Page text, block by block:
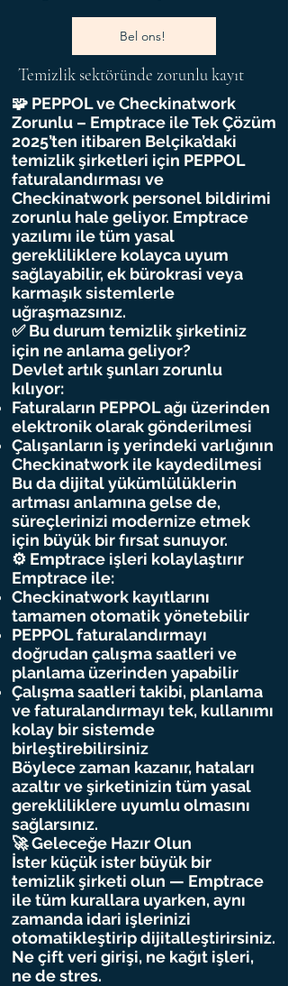
Bel ons!
Temizlik sektöründe zorunlu kayıt
🧩 PEPPOL ve Checkinatwork
Zorunlu – Emptrace ile Tek Çözüm
2025’ten itibaren Belçika’daki
temizlik şirketleri için PEPPOL
faturalandırması ve
Checkinatwork personel bildirimi
zorunlu hale geliyor. Emptrace
yazılımı ile tüm yasal
gerekliliklere kolayca uyum
sağlayabilir, ek bürokrasi veya
karmaşık sistemlerle
uğraşmazsınız.
✅ Bu durum temizlik şirketiniz
için ne anlama geliyor?
Devlet artık şunları zorunlu
kılıyor:
Faturaların PEPPOL ağı üzerinden
elektronik olarak gönderilmesi
Çalışanların iş yerindeki varlığının
Checkinatwork ile kaydedilmesi
Bu da dijital yükümlülüklerin
artması anlamına gelse de,
süreçlerinizi modernize etmek
için büyük bir fırsat sunuyor.
⚙️ Emptrace işleri kolaylaştırır
Emptrace ile:
Checkinatwork kayıtlarını
tamamen otomatik yönetebilir
PEPPOL faturalandırmayı
doğrudan çalışma saatleri ve
planlama üzerinden yapabilir
Çalışma saatleri takibi, planlama
ve faturalandırmayı tek, kullanımı
kolay bir sistemde
birleştirebilirsiniz
Böylece zaman kazanır, hataları
azaltır ve şirketinizin tüm yasal
gerekliliklere uyumlu olmasını
sağlarsınız.
🚀 Geleceğe Hazır Olun
İster küçük ister büyük bir
temizlik şirketi olun — Emptrace
ile tüm kurallara uyarken, aynı
zamanda idari işlerinizi
otomatikleştirip dijitalleştirirsiniz.
Ne çift veri girişi, ne kağıt işleri,
ne de stres.